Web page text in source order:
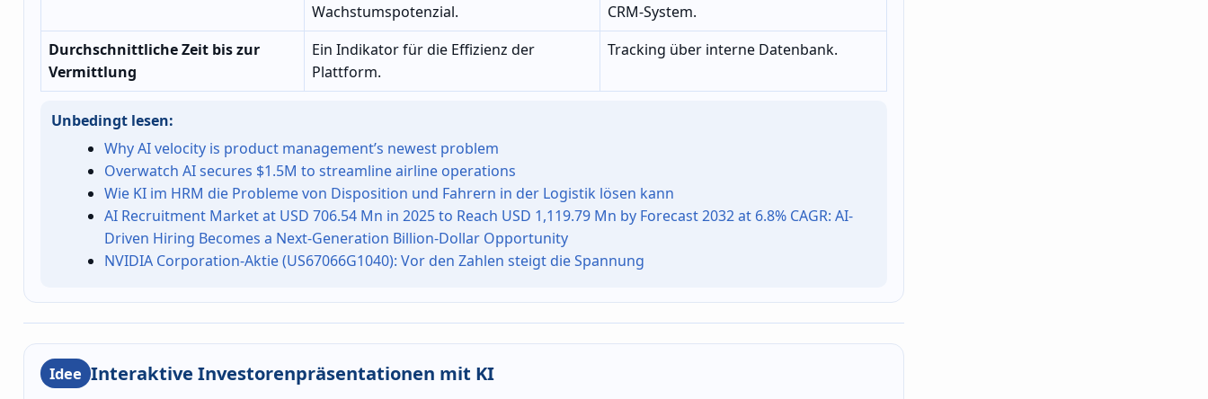
Wachstumspotenzial.
CRM-System.
Durchschnittliche Zeit bis zur
Vermittlung
Ein Indikator für die Effizienz der
Plattform.
Tracking über interne Datenbank.
Unbedingt lesen:
Why AI velocity is product management’s newest problem
Overwatch AI secures $1.5M to streamline airline operations
Wie KI im HRM die Probleme von Disposition und Fahrern in der Logistik lösen kann
AI Recruitment Market at USD 706.54 Mn in 2025 to Reach USD 1,119.79 Mn by Forecast 2032 at 6.8% CAGR: AI-
Driven Hiring Becomes a Next-Generation Billion-Dollar Opportunity
NVIDIA Corporation-Aktie (US67066G1040): Vor den Zahlen steigt die Spannung
Idee Interaktive Investorenpräsentationen mit KI